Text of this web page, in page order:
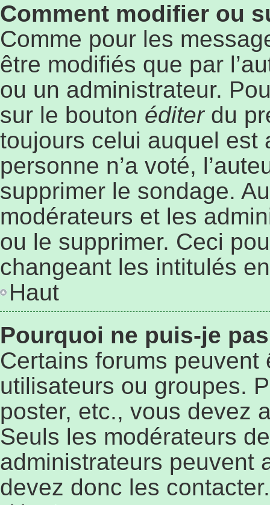
Comment modifier ou
Comme pour les
être modifiés que par
ou un administrateur.
sur le bouton éditerdu
toujours celui auquel est
personne n’a voté,
supprimer le sondage.
modérateurs et les
ou le supprimer. Ceci
changeant les intitulés
Haut
Pourquoi ne puis-je
Certains forums
utilisateurs ou groupes.
poster, etc., vous devez
Seuls les modérateurs
administrateurs peuvent
devez donc les contacter.